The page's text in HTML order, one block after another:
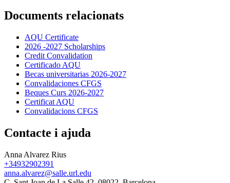
Documents relacionats
AQU Certificate
2026 -2027 Scholarships
Credit Convalidation
Certificado AQU
Becas universitarias 2026-2027
Convalidaciones CFGS
Beques Curs 2026-2027
Certificat AQU
Convalidacions CFGS
Contacte i ajuda
Anna Alvarez Rius
+34932902391
anna.alvarez@salle.url.edu